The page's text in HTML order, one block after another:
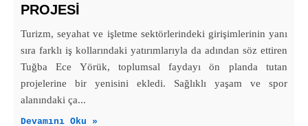
PROJESİ
Turizm, seyahat ve işletme sektörlerindeki girişimlerinin yanı
sıra farklı iş kollarındaki yatırımlarıyla da adından söz ettiren
Tuğba Ece Yörük, toplumsal faydayı ön planda tutan
projelerine bir yenisini ekledi. Sağlıklı yaşam ve spor
alanındaki ça...
Devamını Oku »